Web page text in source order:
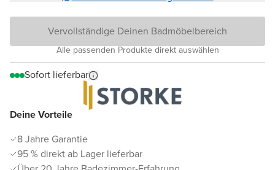
Deine Vorteile
8 Jahre Garantie
95 % direkt ab Lager lieferbar
Vervollständige Deinen Badmöbelbereich
Alle passenden Produkte direkt auswählen
Sofort lieferbar